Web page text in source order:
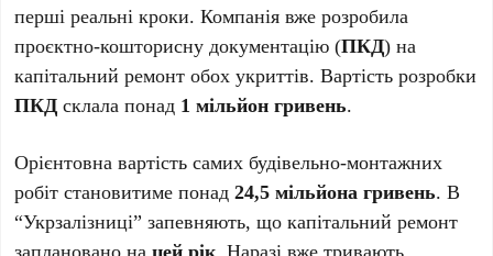
перші реальні кроки. Компанія вже розробила
проєктно-кошторисну документацію (ПКД) на
капітальний ремонт обох укриттів. Вартість розробки
ПКД склала понад 1 мільйон гривень.
Орієнтовна вартість самих будівельно-монтажних
робіт становитиме понад24,5 мільйона гривень. В
“Укрзалізниці” запевняють, що капітальний ремонт
заплановано нацей рік . Наразі вже тривають